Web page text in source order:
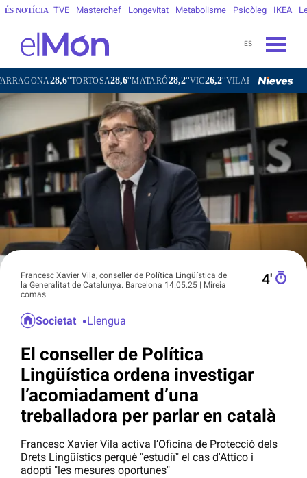
ÉS NOTÍCIA TVE Masterchef Longevitat Metabolisme Psicòleg IKEA
ES
28,6°TORTOSA28,6°MATARÓ28,2°VIC26,2°VILAFRANCA DEL PENEDÈS
Francesc Xavier Vila, conseller de Política Lingüística de
la Generalitat de Catalunya. Barcelona 14.05.25 | Mireia
comas
4′
Societat Llengua
El conseller de Política
Lingüística ordena investigar
l’acomiadament d’una
treballadora per parlar en català
Francesc Xavier Vila activa l’Oficina de Protecció dels
Drets Lingüístics perquè "estudiï" el cas d'Attico i
adopti "les mesures oportunes"